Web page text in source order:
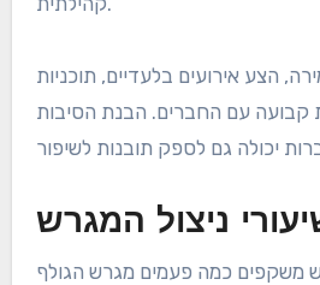
הצע אירועים בלעדיים, תוכניות
קבועה עם החברים. הבנת הסיבות
ניצול המגרש
משקפים כמה פעמים מגרש הגולף